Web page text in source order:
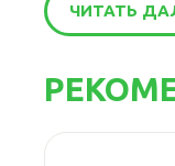
ЧИТАТЬ